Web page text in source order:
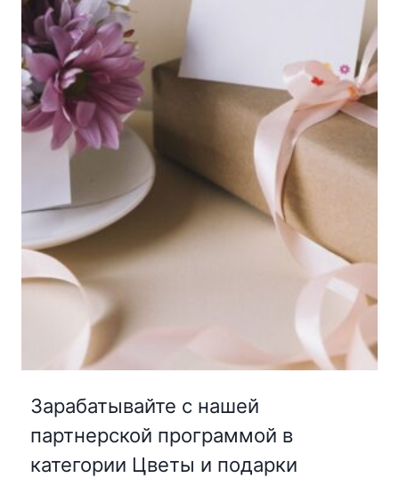
Зарабатывайте с нашей
партнерской программой в
категории Цветы и подарки